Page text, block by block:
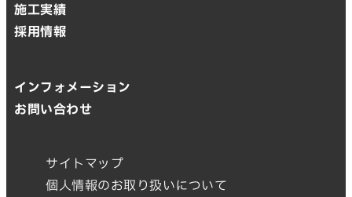
施工実績
採用情報
インフォメーション
お問い合わせ
サイトマップ
個人情報のお取り扱いについて